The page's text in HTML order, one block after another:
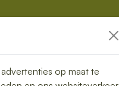
op maat te